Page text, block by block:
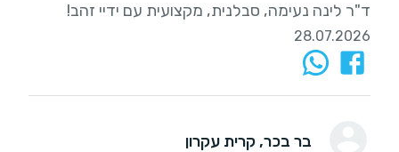
ד"ר לינה נעימה, סבלנית, מקצועית עם ידיי זהב!
28.07.2026
בר בכר, קרית עקרון